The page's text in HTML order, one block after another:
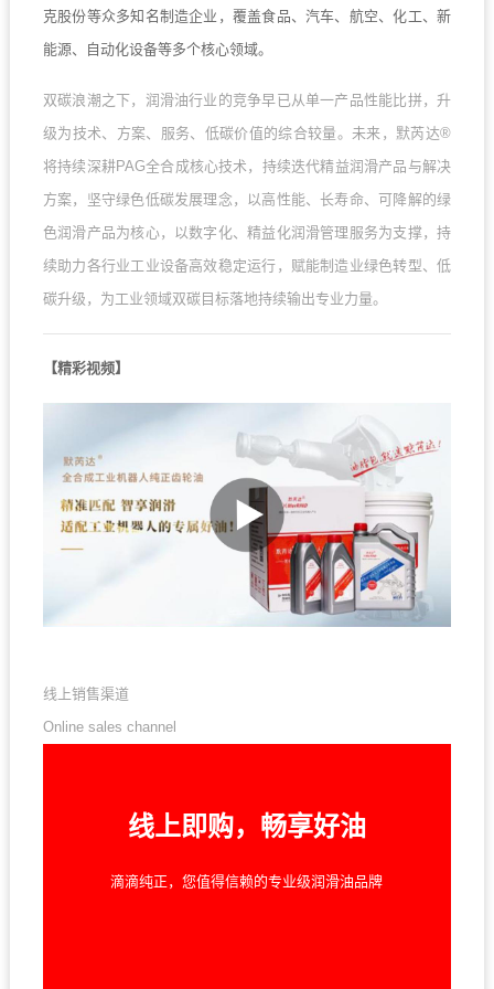
克股份等众多知名制造企业，覆盖食品、汽车、航空、化工、新
能源、自动化设备等多个核心领域。
双碳浪潮之下，润滑油行业的竞争早已从单一产品性能比拼，升
级为技术、方案、服务、低碳价值的综合较量。未来，默芮达®
将持续深耕PAG全合成核心技术，持续迭代精益润滑产品与解决
方案，坚守绿色低碳发展理念，以高性能、长寿命、可降解的绿
色润滑产品为核心，以数字化、精益化润滑管理服务为支撑，持
续助力各行业工业设备高效稳定运行，赋能制造业绿色转型、低
碳升级，为工业领域双碳目标落地持续输出专业力量。
【精彩视频】
线上销售渠道
Online sales channel
线上即购，畅享好油
滴滴纯正，您值得信赖的专业级润滑油品牌